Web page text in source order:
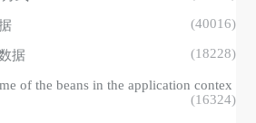
(40016)
据 (18228)
of the beans in the application contex
(16324)